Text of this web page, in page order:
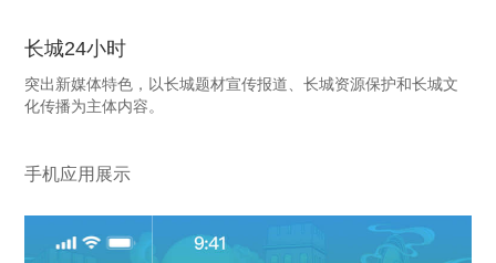
长城24小时
突出新媒体特色，以长城题材宣传报道、长城资源保护和长城文
化传播为主体内容。
手机应用展示